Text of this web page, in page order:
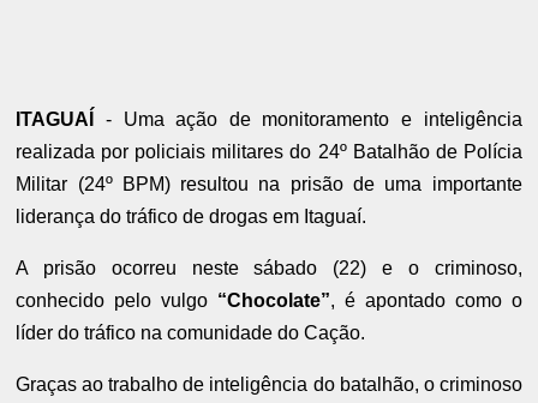
ITAGUAÍ
- Uma ação de monitoramento e inteligência
realizada por policiais militares do 24º Batalhão de Polícia
Militar (24º BPM) resultou na prisão de uma importante
liderança do tráfico de drogas em Itaguaí.
A prisão ocorreu neste sábado (22) e o criminoso,
conhecido pelo vulgo “Chocolate”, é apontado como o
líder do tráfico na comunidade do Cação.
Graças ao trabalho de inteligência do batalhão, o criminoso